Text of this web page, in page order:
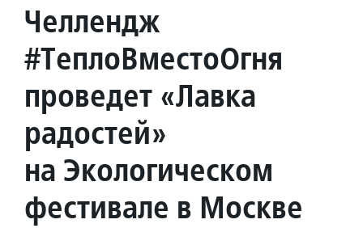
Челлендж
#ТеплоВместоОгня
проведет «Лавка
радостей»
на Экологическом
фестивале в Москве